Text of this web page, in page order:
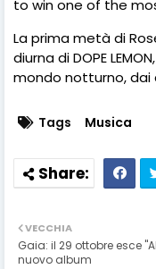
to win one of the
La prima metà di
diurna di DOPE
mondo notturno, dai
Tags Musica
VECCHIA
Gaia: il 29 ottobre esce
nuovo album